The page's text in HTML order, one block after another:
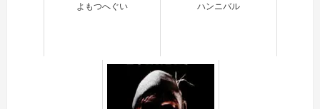
よもつへぐい ハンニバル